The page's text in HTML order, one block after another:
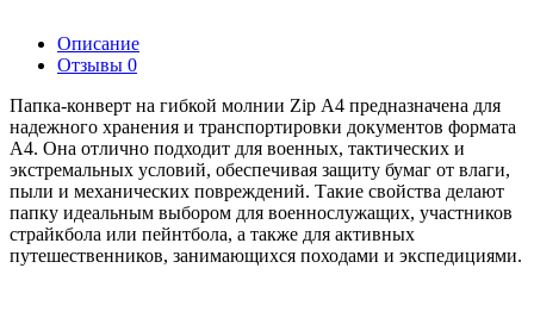
Описание
Отзывы 0
Папка-конверт на гибкой молнии Zip А4 предназначена для
надежного хранения и транспортировки документов формата
A4. Она отлично подходит для военных, тактических и
экстремальных условий, обеспечивая защиту бумаг от влаги,
пыли и механических повреждений. Такие свойства делают
папку идеальным выбором для военнослужащих, участников
страйкбола или пейнтбола, а также для активных
путешественников, занимающихся походами и экспедициями.